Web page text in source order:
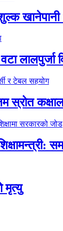
खानेपानी
लालपुर्जा
स्रोत
मृत्यु